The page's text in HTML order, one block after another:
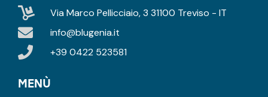
Via Marco Pellicciaio, 3 31100 Treviso - IT
info@blugenia.it
+39 0422 523581
MENÙ